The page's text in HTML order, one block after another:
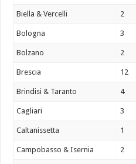
Biella & Vercelli 2
Bologna 3
Bolzano 2
Brescia 12
Brindisi & Taranto 4
Cagliari 3
Caltanissetta 1
Campobasso & Isernia 2